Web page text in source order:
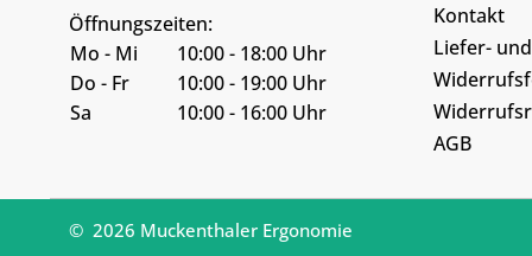
Öffnungszeiten:
Mo - Mi
10:00 - 18:00 Uhr
Do - Fr
10:00 - 19:00 Uhr
Sa
10:00 - 16:00 Uhr
Kontakt
Liefer-
AGB
© 2026 Muckenthaler Ergonomie